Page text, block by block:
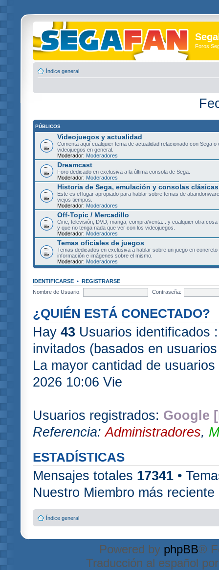
Foros
Índice general
PÚBLICOS
Videojuegos y actualidad
Comenta aquí cualquier tema de actualidad relacionado con Sega o
videojuegos en general.
Moderador: Moderadores
Dreamcast
Foro dedicado en exclusiva a la última consola de Sega.
Moderador: Moderadores
Historia de Sega, emulación y consolas clásicas
Este es el lugar apropiado para hablar sobre temas de
viejos tiempos.
Moderador: Moderadores
Off-Topic / Mercadillo
Cine, televisión, DVD, manga, compra/venta... y cualquier otra
y que no tenga nada que ver con los videojuegos.
Moderador: Moderadores
Temas oficiales de juegos
Temas dedicados en exclusiva a hablar sobre un juego en concreto
información e imágenes sobre el mismo.
Moderador: Moderadores
IDENTIFICARSE • REGISTRARSE
Nombre de Usuario:
Contraseña:
¿QUIÉN ESTÁ CONECTADO?
Hay 43 Usuarios identificados
invitados (basados en
La mayor cantidad de
2026 10:06 Vie
Usuarios registrados: Google
Referencia:Administradores,
ESTADÍSTICAS
Mensajes totales 17341 •
Nuestro Miembro más
Índice general
Powered by phpBB®
Traducción al español